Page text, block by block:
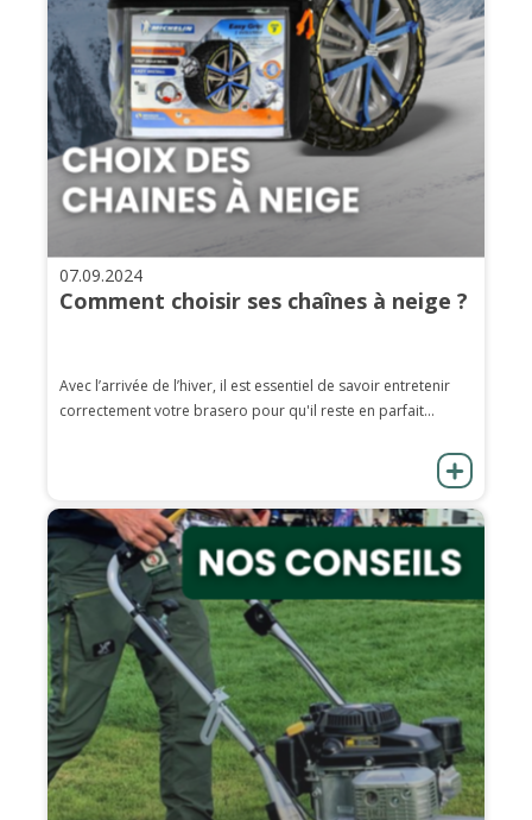
07.09.2024
Comment choisir ses chaînes à neige ?
Avec l’arrivée de l’hiver, il est essentiel de savoir entretenir
correctement votre brasero pour qu'il reste en parfait...